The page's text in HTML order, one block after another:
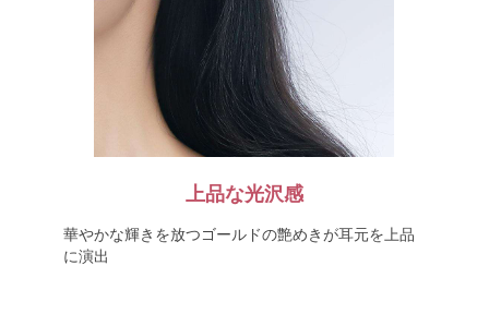
上品な光沢感
華やかな輝きを放つゴールドの艶めきが耳元を上品
に演出